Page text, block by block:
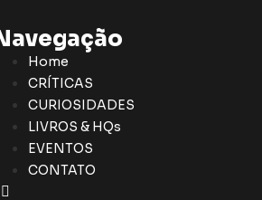
Home
CRÍTICAS
CURIOSIDADES
LIVROS & HQs
EVENTOS
CONTATO